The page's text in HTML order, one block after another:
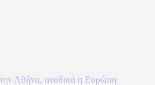
Αθήνα, ανοδικά η Ευρώπη